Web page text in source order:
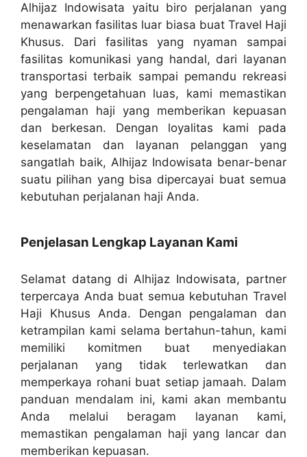
Alhijaz Indowisata yaitu biro perjalanan yang
menawarkan fasilitas luar biasa buat Travel Haji
Khusus. Dari fasilitas yang nyaman sampai
fasilitas komunikasi yang handal, dari layanan
transportasi terbaik sampai pemandu rekreasi
yang berpengetahuan luas, kami memastikan
pengalaman haji yang memberikan kepuasan
dan berkesan. Dengan loyalitas kami pada
keselamatan dan layanan pelanggan yang
sangatlah baik, Alhijaz Indowisata benar-benar
suatu pilihan yang bisa dipercayai buat semua
kebutuhan perjalanan haji Anda.
Penjelasan Lengkap Layanan Kami
Selamat datang di Alhijaz Indowisata, partner
terpercaya Anda buat semua kebutuhan Travel
Haji Khusus Anda. Dengan pengalaman dan
ketrampilan kami selama bertahun-tahun, kami
memiliki komitmen buat menyediakan
perjalanan yang tidak terlewatkan dan
memperkaya rohani buat setiap jamaah. Dalam
panduan mendalam ini, kami akan membantu
Anda melalui beragam layanan kami,
memastikan pengalaman haji yang lancar dan
memberikan kepuasan.